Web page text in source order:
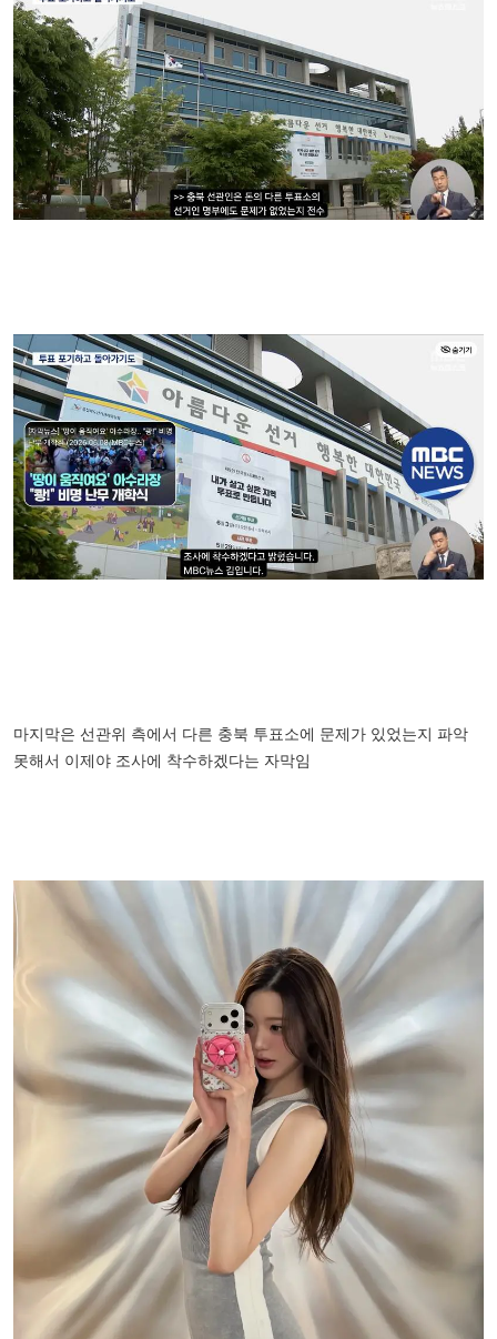
마지막은 선관위 측에서 다른 충북 투표소에 문제가 있었는지 파악
못해서 이제야 조사에 착수하겠다는 자막임